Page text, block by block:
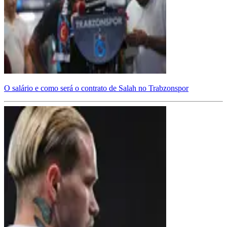
O salário e como será o contrato de Salah no Trabzonspor